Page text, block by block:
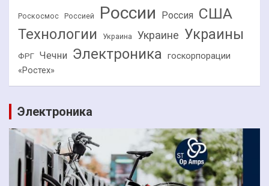
Роскосмос Россией России Россия США
Технологии Украина Украине Украины
ФРГ Чечни Электроника госкорпорации
«Ростех»
Электроника